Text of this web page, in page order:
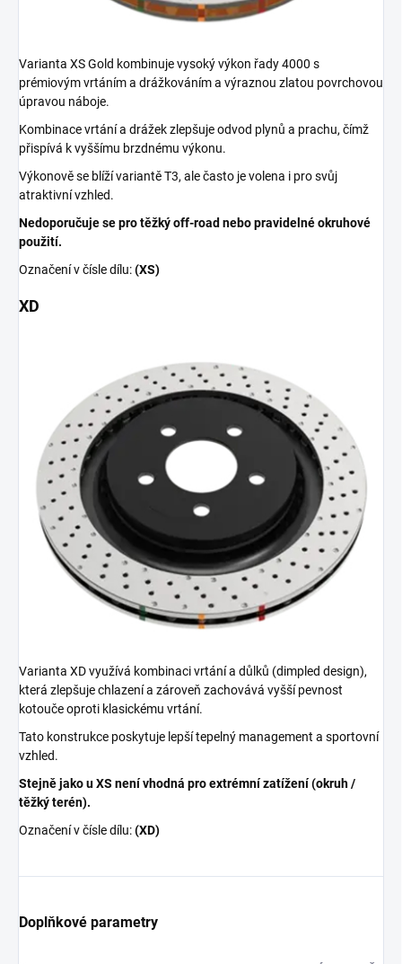
Varianta XS Gold kombinuje vysoký výkon řady 4000 s
prémiovým vrtáním a drážkováním a výraznou zlatou povrchovou
úpravou náboje.
Kombinace vrtání a drážek zlepšuje odvod plynů a prachu, čímž
přispívá k vyššímu brzdnému výkonu.
Výkonově se blíží variantě T3, ale často je volena i pro svůj
atraktivní vzhled.
Nedoporučuje se pro těžký off-road nebo pravidelné okruhové
použití.
Označení v čísle dílu:(XS)
XD
Varianta XD využívá kombinaci vrtání a důlků (dimpled design),
která zlepšuje chlazení a zároveň zachovává vyšší pevnost
kotouče oproti klasickému vrtání.
Tato konstrukce poskytuje lepší tepelný management a sportovní
vzhled.
Stejně jako u XS není vhodná pro extrémní zatížení (okruh /
těžký terén).
Označení v čísle dílu:(XD)
Doplňkové parametry